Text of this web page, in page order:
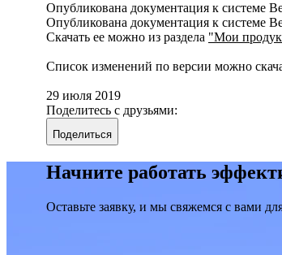
Опубликована документация к системе
Опубликована документация к системе
Скачать ее можно из раздела "Мои
Список изменений по версии можно
29 июля 2019
Поделитесь с друзьями:
Поделиться
Начните работать
Оставьте заявку, и мы свяжемся с вами